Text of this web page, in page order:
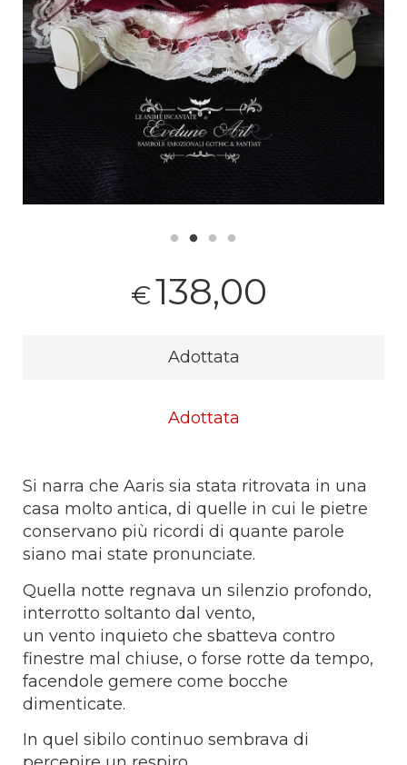
€138,00
Adottata
Adottata
Si narra che Aaris sia stata ritrovata in una
casa molto antica, di quelle in cui le pietre
conservano più ricordi di quante parole
siano mai state pronunciate.
Quella notte regnava un silenzio profondo,
interrotto soltanto dal vento,
un vento inquieto che sbatteva contro
finestre mal chiuse, o forse rotte da tempo,
facendole gemere come bocche
dimenticate.
In quel sibilo continuo sembrava di